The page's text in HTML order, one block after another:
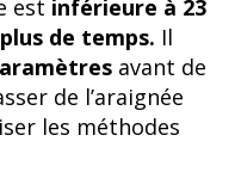
est inférieure à 23
de temps. Il
avant de
de l’araignée
les méthodes